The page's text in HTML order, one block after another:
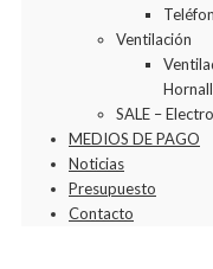
Ventilación
SALE –
MEDIOS DE PAGO
Noticias
Presupuesto
Contacto